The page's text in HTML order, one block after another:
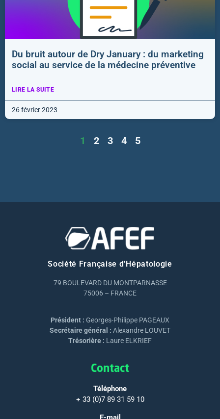
Du bruit autour de Dry January : du marketing
social au service de la médecine préventive
LIRE LA SUITE
26 février 2023
1 2 3 4 5
Société Française d'Hépatologie
79 BOULEVARD DU MONTPARNASSE
75006 – FRANCE
Président : Georges-Philippe PAGEAUX
Secrétaire général : Alexandre LOUVET
Trésorière : Laure ELKRIEF
Contact
Téléphone
+ 33 (0)7 89 31 59 10